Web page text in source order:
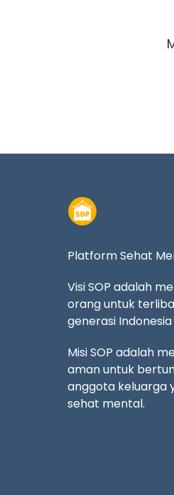
Platform Sehat
Visi SOP adalah
orang untuk
generasi
Misi SOP adalah
aman untuk
anggota keluarga
sehat mental.